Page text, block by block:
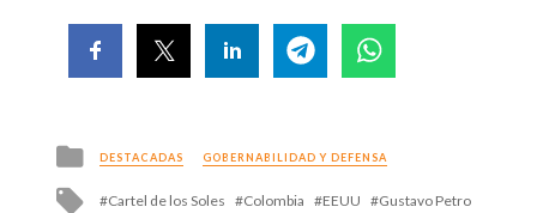
Posted
in
DESTACADAS GOBERNABILIDAD Y DEFENSA
Tagged
Cartel de los Soles Colombia EEUU Gustavo Petro